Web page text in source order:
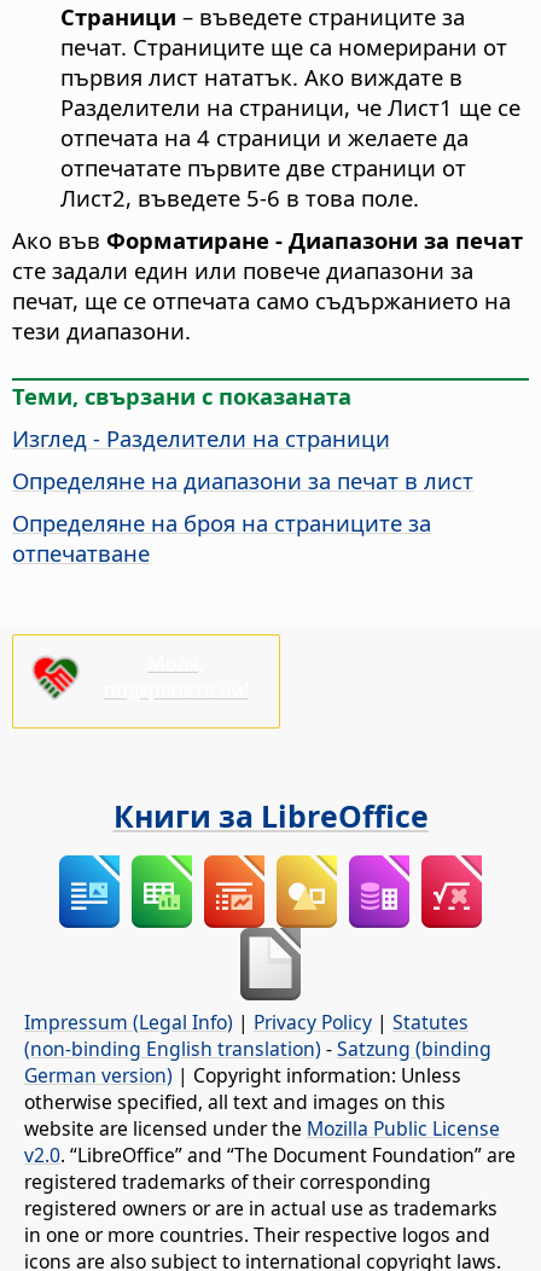
Страници – въведете страниците за
печат. Страниците ще са номерирани от
първия лист нататък. Ако виждате в
Разделители на страници, че Лист1 ще се
отпечата на 4 страници и желаете да
отпечатате първите две страници от
Лист2, въведете 5-6 в това поле.
Ако във Форматиране - Диапазони за печат
сте задали един или повече диапазони за
печат, ще се отпечата само съдържанието на
тези диапазони.
Теми, свързани с показаната
Изглед - Разделители на страници
Определяне на диапазони за печат в лист
Определяне на броя на страниците за
отпечатване
Книги за LibreOffice
Impressum (Legal Info) | Privacy Policy | Statutes
(non-binding English translation) -Satzung (binding
German version) | Copyright information: Unless
otherwise specified, all text and images on this
website are licensed under the Mozilla Public License
v2.0. “LibreOffice” and “The Document Foundation” are
registered trademarks of their corresponding
registered owners or are in actual use as trademarks
in one or more countries. Their respective logos and
icons are also subject to international copyright laws.